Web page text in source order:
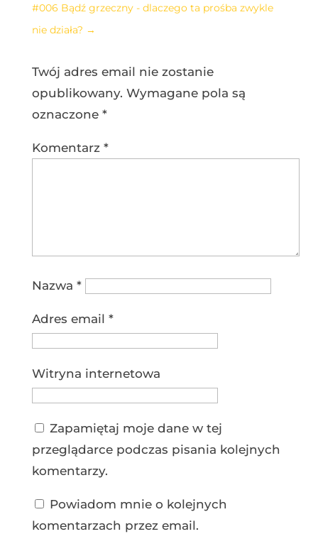
#006 Bądź grzeczny - dlaczego ta prośba zwykle
nie działa? →
Twój adres email nie zostanie
opublikowany. Wymagane pola są
oznaczone *
Komentarz *
Nazwa *
Adres email *
Witryna internetowa
Zapamiętaj moje dane w tej
przeglądarce podczas pisania kolejnych
komentarzy.
Powiadom mnie o kolejnych
komentarzach przez email.